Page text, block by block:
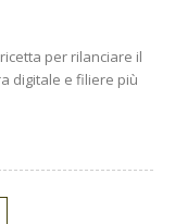
per rilanciare il
digitale e filiere più